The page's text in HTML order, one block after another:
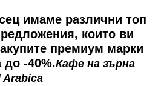
имаме различни топ
които ви
премиум марки
до -40%.Кафе на зърна
Arabica